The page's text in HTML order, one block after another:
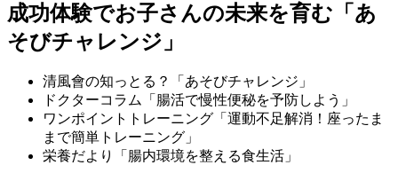
成功体験でお子さんの未来を育む「あ
そびチャレンジ」
清風會の知っとる？「あそびチャレンジ」
ドクターコラム「腸活で慢性便秘を予防しよう」
ワンポイントトレーニング「運動不足解消！座ったま
まで簡単トレーニング」
栄養だより「腸内環境を整える食生活」